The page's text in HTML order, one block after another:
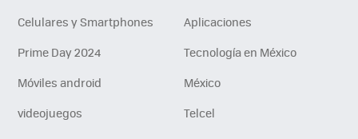
Celulares y Smartphones
Aplicaciones
Prime Day 2024
Tecnología en México
Móviles android
México
videojuegos
Telcel